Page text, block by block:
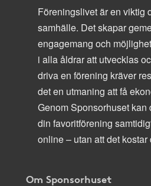
Föreningslivet är en viktig
samhälle. Det skapar
engagemang och
i alla åldrar att utvecklas
driva en förening kräver
det en utmaning att få
Genom Sponsorhuset kan
din favoritförening
online – utan att det kostar
Om Sponsorhuset